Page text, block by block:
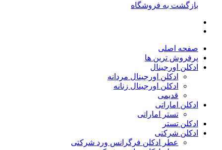
بازگشت به فروشگاه
صفحه اصلی
پرفروش ترین ها
ادکلن اورجینال
ادکلن اورجینال مردانه
ادکلن اورجینال زنانه
قدیمی
ادکلن اماراتی
تستر اماراتی
ادکلن تستر
ادکلن شرکتی
عطر ادکلن فرگرانس ورد شرکتی